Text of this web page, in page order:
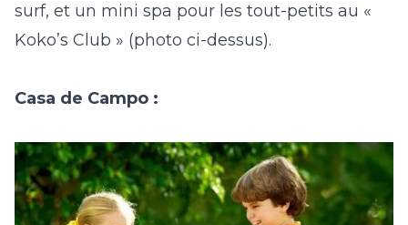
surf, et un mini spa pour les tout-petits au «
Koko’s Club » (photo ci-dessus).
Casa de Campo :